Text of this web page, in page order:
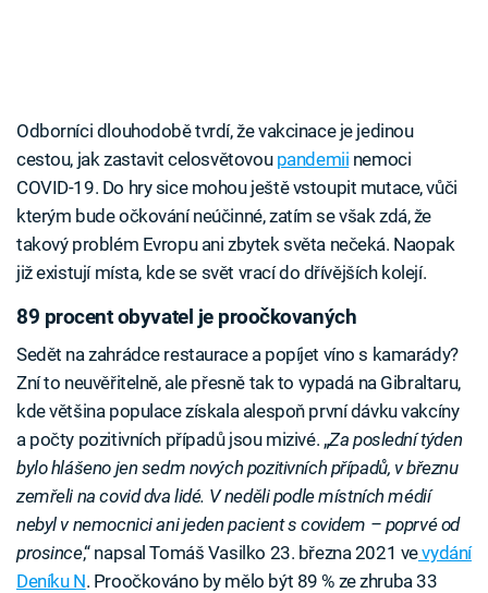
Odborníci dlouhodobě tvrdí, že vakcinace je jedinou
cestou, jak zastavit celosvětovou pandemii nemoci
COVID-19. Do hry sice mohou ještě vstoupit mutace, vůči
kterým bude očkování neúčinné, zatím se však zdá, že
takový problém Evropu ani zbytek světa nečeká. Naopak
již existují místa, kde se svět vrací do dřívějších kolejí.
89 procent obyvatel je proočkovaných
Sedět na zahrádce restaurace a popíjet víno s kamarády?
Zní to neuvěřitelně, ale přesně tak to vypadá na Gibraltaru,
kde většina populace získala alespoň první dávku vakcíny
a počty pozitivních případů jsou mizivé. „Za poslední týden
bylo hlášeno jen sedm nových pozitivních případů, v březnu
zemřeli na covid dva lidé. V neděli podle místních médií
nebyl v nemocnici ani jeden pacient s covidem – poprvé od
prosince,“ napsal Tomáš Vasilko 23. března 2021 vevydání
Deníku N. Proočkováno by mělo být 89 % ze zhruba 33